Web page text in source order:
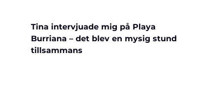
Tina intervjuade mig på Playa
Burriana – det blev en mysig stund
tillsammans